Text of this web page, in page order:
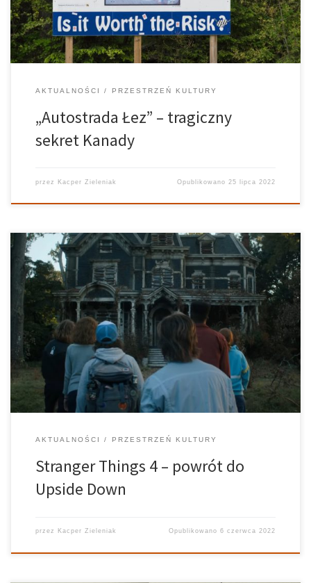
[…]
AKTUALNOŚCI PRZESTRZEŃ KULTURY
„Autostrada Łez” – tragiczny
sekret Kanady
przez Kacper Zieleniak Opublikowano 25 lipca 2022
Aż trzy lata czekaliśmy na kontynuację przygód dzieciaków z
Hawkins. Czas biegnie nieubłaganie i zarówno bohaterowie, jak i
grający ich aktorzy to w zasadzie już młodzi dorośli. Stranger
Things jest prawdziwym fenomenem — czwarty sezon opowieści
był prawdopodobnie najbardziej wyczekiwaną […]
AKTUALNOŚCI PRZESTRZEŃ KULTURY
Stranger Things 4 – powrót do
Upside Down
przez Kacper Zieleniak Opublikowano6 czerwca 2022